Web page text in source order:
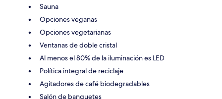
Sauna
Opciones veganas
Opciones vegetarianas
Ventanas de doble cristal
Al menos el 80% de la iluminación es LED
Política integral de reciclaje
Agitadores de café biodegradables
Salón de banquetes